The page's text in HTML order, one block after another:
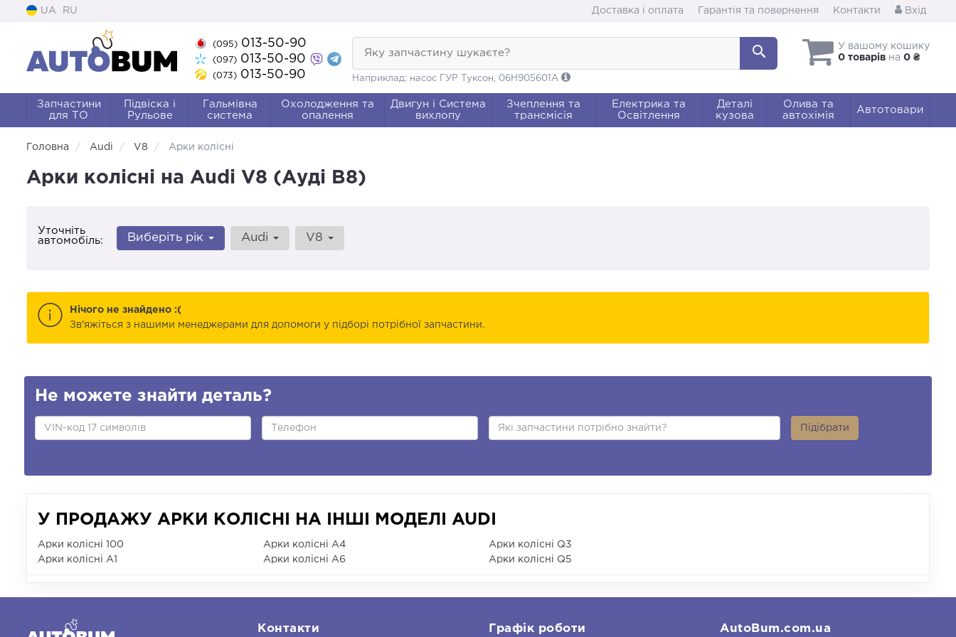
UA RU Доставка і оплата Гарантія та повернення Контакти Вхід
(095)013-50-90
(097)013-50-90
(073)013-50-90
У вашому кошику
0 товарів на 0 ₴
Яку запчастину шукаєте?
Наприклад: насос ГУР Туксон, 06H905601A
Запчастини
для ТО
Підвіска і
Рульове
Гальмівна
система
Охолодження та
опалення
Двигун і Система
вихлопу
Зчеплення та
трансмісія
Електрика та
Освітлення
Деталі
кузова
Олива та
автохімія
Автотовари
Головна Audi V8 Арки колісні
Арки колісні на Audi V8 (Ауді В8)
Уточніть
автомобіль:
Виберіть рік Audi V8
Нічого не знайдено :(
Зв'яжіться з нашими менеджерами для допомоги у підборі потрібної запчастини.
Не можете знайти деталь?
Підібрати
У ПРОДАЖУ АРКИ КОЛІСНІ НА ІНШІ МОДЕЛІ AUDI
Арки колісні 100
Арки колісні A1
Арки колісні A4
Арки колісні A6
Арки колісні Q3
Арки колісні Q5
Контакти Графік роботи AutoBum.com.ua